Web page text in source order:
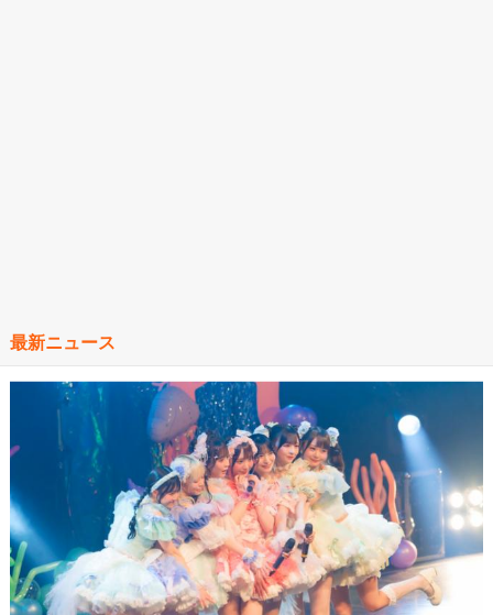
最新ニュース